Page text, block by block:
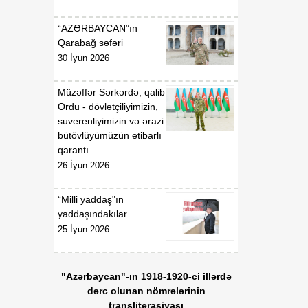
“İşğaldan azad edilmiş
ərazilərdə fəaliyyət
göstərən sahibkarların
maliyyə resurslarına çıxış
imkanlarının
genişləndirilməsi
istiqamətində zəruri dövlət
dəstəyinin gücləndirilməsi
və “Azərbaycan
Respublikası adından borc
alınması və zəmanət
təsdiq edilməsi haqqında”
Azərbaycan Respublikası
Prezidentinin 2018-ci il 18
Fərmanında dəyişiklik
edilməsi barədə”
Azərbaycan Respublikası
Prezidentinin 2023-cü il 9
01:57
06 Avqust
“AZƏRBAYCAN”ın
Qarabağ səfəri
30 İyun 2026
Müzəffər Sərkərdə, qalib
Ordu - dövlətçiliyimizin,
suverenliyimizin və ərazi
bütövlüyümüzün etibarlı
qarantı
26 İyun 2026
“Milli yaddaş"ın
yaddaşındakılar
25 İyun 2026
"Azərbaycan"-ın 1918-1920-ci illərdə
dərc olunan nömrələrinin
transliterasiyası